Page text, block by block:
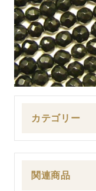
カテゴリー
関連商品